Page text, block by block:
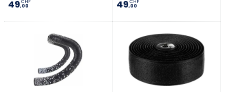
49,00
CHF 49,00
CHF